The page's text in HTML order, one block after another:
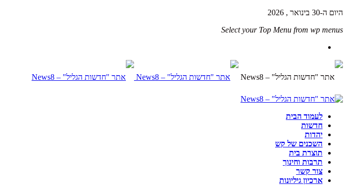
היום ה-30 בינואר , 2026
Select your Top Menu from wp menus
לעמוד הבית
חדשות
יהדות
השכנים של קש
תוצרת בית
תרבות וחינוך
צור קשר
ארכיון גיליונות